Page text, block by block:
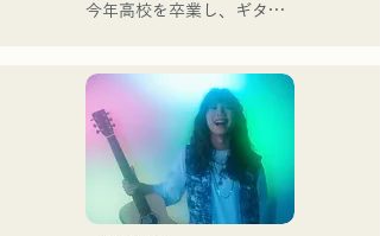
今年高校を卒業し、ギター
行う傍ら、大胆な色彩感覚
を活かしたアート制作に励
む。枠に収まりきれないマ
ルチな表現スタイルを確立
するため、日々探求を続け
ている。現在はSNSを中心